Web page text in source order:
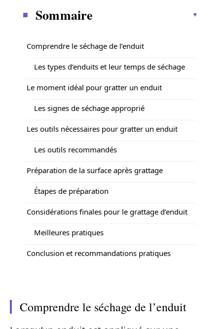
Sommaire
Comprendre le séchage de l’enduit
Les types d’enduits et leur temps de séchage
Le moment idéal pour gratter un enduit
Les signes de séchage approprié
Les outils nécessaires pour gratter un enduit
Les outils recommandés
Préparation de la surface après grattage
Étapes de préparation
Considérations finales pour le grattage d’enduit
Meilleures pratiques
Conclusion et recommandations pratiques
Comprendre le séchage de l’enduit